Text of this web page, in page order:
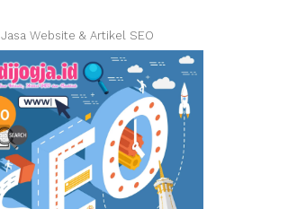
Jasa Website & Artikel SEO